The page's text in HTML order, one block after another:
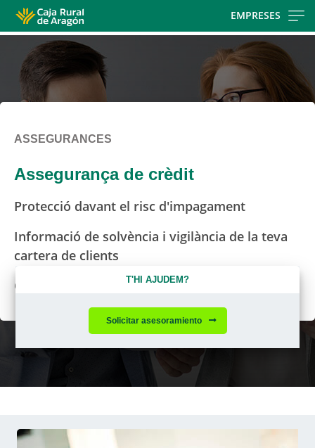
EMPRESES
ASSEGURANCES
Assegurança de crèdit
Protecció davant el risc d'impagament
Informació de solvència i vigilància de la teva
cartera de clients
Cobertura nacional o internacional
T'HI AJUDEM?
Solicitar asesoramiento